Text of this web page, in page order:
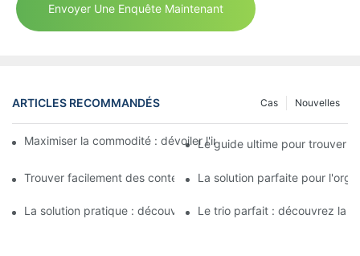
Envoyer Une Enquête Maintenant
ARTICLES RECOMMANDÉS Nouvelles
Cas
Maximiser la commodité : dévoiler l'ingénieux conteneur à 2
Le guide ultime pour trouver
Trouver facilement des contenants de charcuterie de 32 oz
La solution parfaite pour
La solution pratique : découvrir les avantages d'un contenant
Le trio parfait : découvrez la